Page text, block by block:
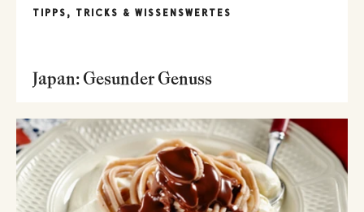
TIPPS, TRICKS & WISSENSWERTES
Japan: Gesunder Genuss